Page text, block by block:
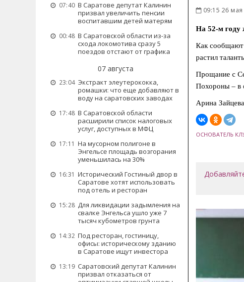
07:40 В Саратове депутат Калинин
призвал увеличить пенсии
воспитавшим детей матерям
00:48 В Саратовской области из-за
схода локомотива сразу 5
поездов отстают от графика
07 августа
23:04 Экстракт элеутерококка,
ромашки: что еще добавляют в
воду на саратовских заводах
17:48 В Саратовской области
расширили список налоговых
услуг, доступных в МФЦ
17:11 На мусорном полигоне в
Энгельсе площадь возгорания
уменьшилась на 30%
16:31 Исторический Гостиный двор в
Саратове хотят использовать
под отель и ресторан
15:28 Для ликвидации задымления на
свалке Энгельса ушло уже 7
тысяч кубометров грунта
14:32 Под ресторан, гостиницу,
офисы: историческому зданию
в Саратове ищут инвестора
13:19 Саратовский депутат Калинин
призвал отказаться от
09:15 26 мая
На 52-м году
Как сообщают
растил
Прощание с
Похороны – в
Арина Зайцева
ОСНОВАТЕЛЬ